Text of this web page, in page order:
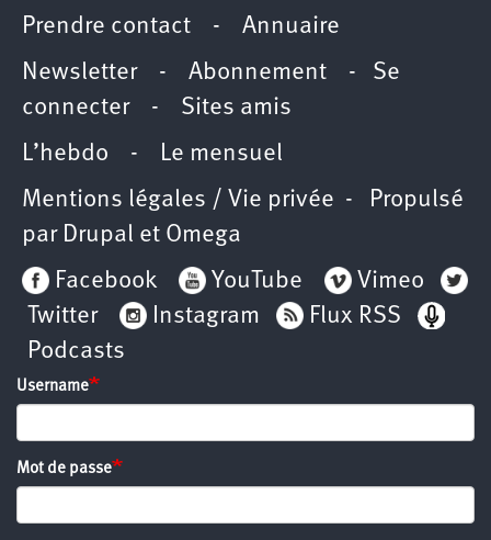
Prendre contact - Annuaire
Newsletter - Abonnement - Se
connecter- Sites amis
L’hebdo - Le mensuel
Mentions légales / Vie privée - Propulsé
par Drupal et Omega
Facebook
YouTube
Vimeo
Twitter
Instagram
Flux RSS
Podcasts
Username
Mot de passe